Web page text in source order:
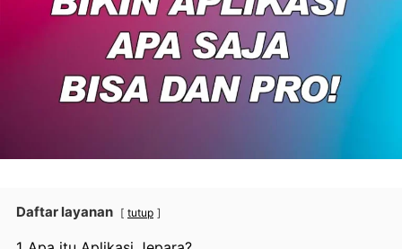
Daftar layanan tutup